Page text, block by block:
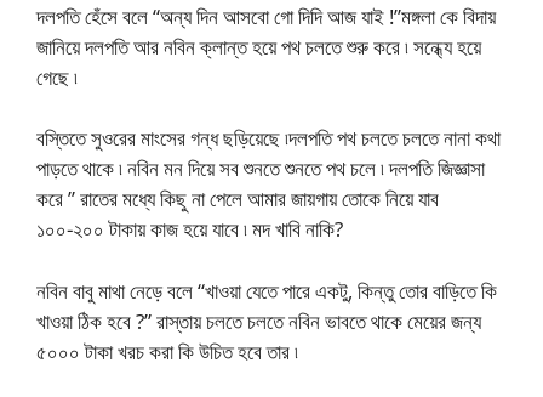
দলপতি হেঁসে বলে “অন্য দিন আসবো গো দিদি আজ যাই !”মঙ্গলা কে বিদায়
জানিয়ে দলপতি আর নবিন ক্লান্ত হয়ে পথ চলতে শুরু করে ৷ সন্ধ্যে হয়ে
গেছে ৷
বস্তিতে সুওরের মাংসের গন্ধ ছড়িয়েছে ৷দলপতি পথ চলতে চলতে নানা কথা
পাড়তে থাকে ৷ নবিন মন দিয়ে সব শুনতে শুনতে পথ চলে ৷ দলপতি জিজ্ঞাসা
করে ” রাতের মধ্যে কিছু না পেলে আমার জায়গায় তোকে নিয়ে যাব
১০০-২০০ টাকায় কাজ হয়ে যাবে ৷ মদ খাবি নাকি?
নবিন বাবু মাথা নেড়ে বলে “খাওয়া যেতে পারে একটু, কিন্তু তোর বাড়িতে কি
খাওয়া ঠিক হবে ?” রাস্তায় চলতে চলতে নবিন ভাবতে থাকে মেয়ের জন্য
৫০০০ টাকা খরচ করা কি উচিত হবে তার ৷